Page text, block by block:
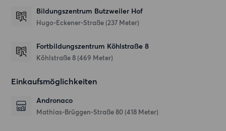
Bildungszentrum Butzweiler Hof
Hugo-Eckener-Straße (237 Meter)
Fortbildungszentrum Köhlstraße 8
Köhlstraße 8 (469 Meter)
Einkaufsmöglichkeiten
Andronaco
Mathias-Brüggen-Straße 80 (418 Meter)